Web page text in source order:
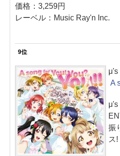
価格：3,259円
レーベル：Music Ray'n Inc.
9位
μ's
A
μ's
振
ス!